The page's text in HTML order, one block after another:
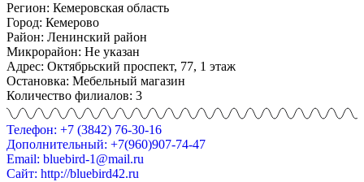
Регион: Кемеровская область
Город: Кемерово
Район: Ленинский район
Микрорайон: Не указан
Адрес: Октябрьский проспект, 77, 1 этаж
Остановка: Мебельный магазин
Количество филиалов: 3
Телефон: +7 (3842) 76-30-16
Дополнительный: +7(960)907-74-47
Email: bluebird-1@mail.ru
Сайт: http://bluebird42.ru